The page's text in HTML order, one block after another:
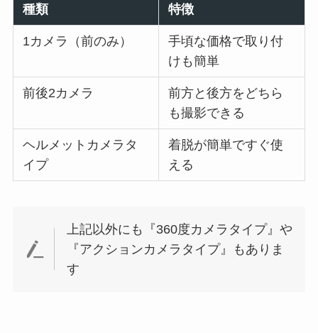
種類 特徴
1カメラ（前のみ）
手頃な価格で取り付
けも簡単
前後2カメラ
前方と後方をどちら
も撮影できる
ヘルメットカメラタ
イプ
着脱が簡単ですぐ使
える
上記以外にも『360度カメラタイプ』や
『アクションカメラタイプ』もありま
す